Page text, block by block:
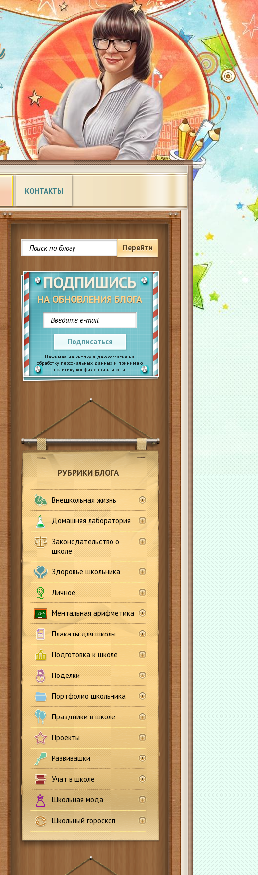
КОНТАКТЫ
Перейти
ПОДПИШИСЬ
НА ОБНОВЛЕНИЯ БЛОГА
Подписаться
Нажимая на кнопку я даю согласие на
обработку персональных данных и принимаю
политику конфиденциальности.
РУБРИКИ БЛОГА
Внешкольная жизнь
Домашняя лаборатория
Законодательство о
школе
Здоровье школьника
Личное
Ментальная арифметика
Плакаты для школы
Подготовка к школе
Поделки
Портфолио школьника
Праздники в школе
Проекты
Развивашки
Учат в школе
Школьная мода
Школьный гороскоп